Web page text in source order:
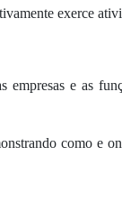
exerce
e as
como e